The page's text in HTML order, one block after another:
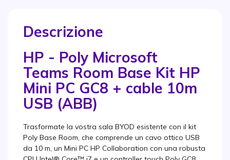
Descrizione
HP - Poly Microsoft
Teams Room Base Kit HP
Mini PC GC8 + cable 10m
USB (ABB)
Trasformate la vostra sala BYOD esistente con il kit
Poly Base Room, che comprende un cavo ottico USB
da 10 m, un Mini PC HP Collaboration con una robusta